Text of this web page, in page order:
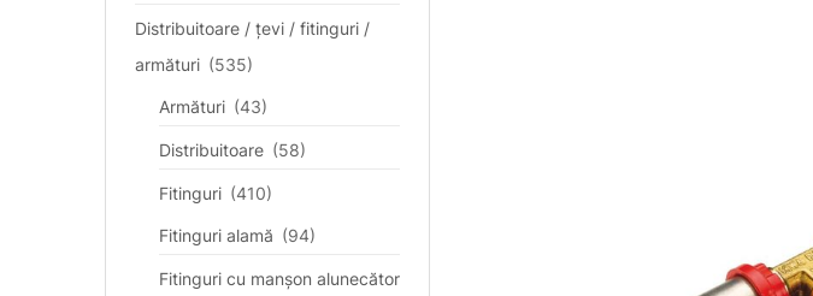
Distribuitoare / țevi / fitinguri /
armături (535)
Armături (43)
Distribuitoare (58)
Fitinguri (410)
Fitinguri alamă (94)
Fitinguri cu manșon alunecător